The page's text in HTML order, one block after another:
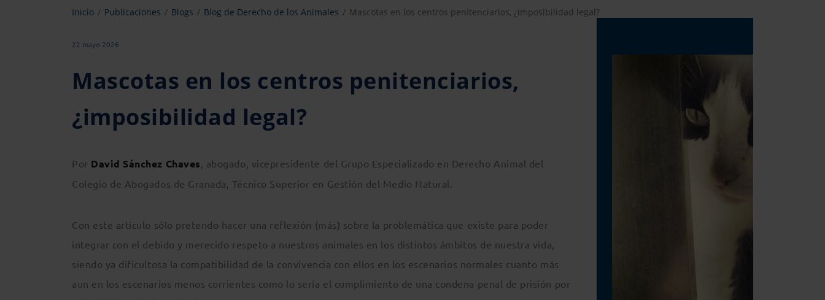
Inicio Publicaciones Blogs Blog de Derecho de los Animales Mascotas en los centros penitenciarios, ¿imposibilidad legal?
22 mayo 2026
Mascotas en los centros penitenciarios,
¿imposibilidad legal?
Por David Sánchez Chaves, abogado, vicepresidente del Grupo Especializado en Derecho Animal del
Colegio de Abogados de Granada, Técnico Superior en Gestión del Medio Natural.
Con este artículo sólo pretendo hacer una reflexión (más) sobre la problemática que existe para poder
integrar con el debido y merecido respeto a nuestros animales en los distintos ámbitos de nuestra vida,
siendo ya dificultosa la compatibilidad de la convivencia con ellos en los escenarios normales cuanto más
aun en los escenarios menos corrientes como lo sería el cumplimiento de una condena penal de prisión por